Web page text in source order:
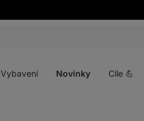
Vybavení Novinky Cíle 💪